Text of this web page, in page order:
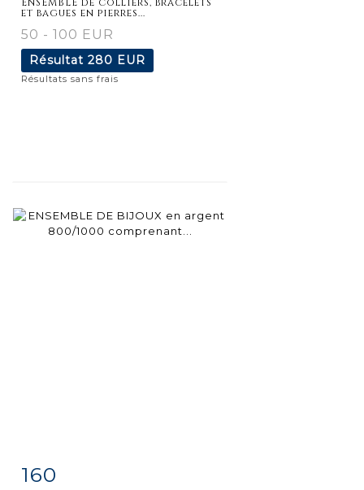
et bagues en pierres...
50 - 100 EUR
Résultat 280 EUR
Résultats sans frais
Fiche
160